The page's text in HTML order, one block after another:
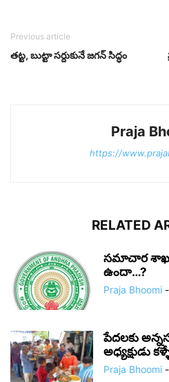
Previous article
తట్ట, బుట్టా సర్దుకునే జగన్ సిద్ధం
Praja
https://
RELATED
సమాచార శాఖ
ఉందా…?
Praja Bhoomi -
పేదలకు
అధ్యక్షుడు
Praja Bhoomi -